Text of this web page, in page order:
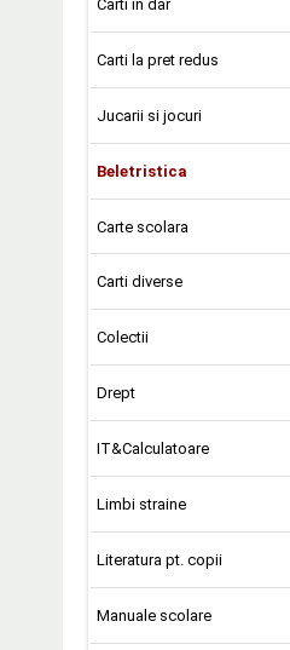
Carti in dar
Carti la pret redus
Jucarii si jocuri
Beletristica
Carte scolara
Carti diverse
Colectii
Drept
IT&Calculatoare
Limbi straine
Literatura pt. copii
Manuale scolare